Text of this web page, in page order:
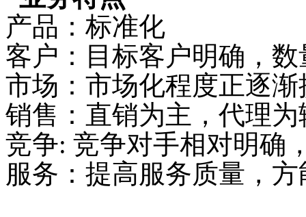
产品：标准化
客户：目标客户明确，数
市场：市场化程度正逐渐
销售：直销为主，代理为
竞争: 竞争对手相对明确
服务：提高服务质量，